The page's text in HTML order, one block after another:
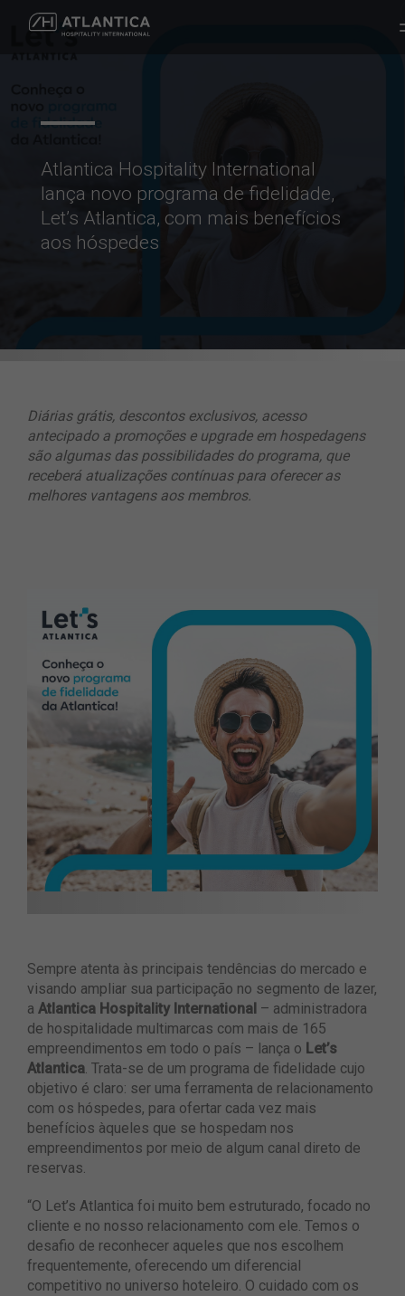
Atlantica Hospitality International
lança novo programa de fidelidade,
Let’s Atlantica, com mais benefícios
aos hóspedes
Diárias grátis, descontos exclusivos, acesso
antecipado a promoções e upgrade em hospedagens
são algumas das possibilidades do programa, que
receberá atualizações contínuas para oferecer as
melhores vantagens aos membros.
Sempre atenta às principais tendências do mercado e
visando ampliar sua participação no segmento de lazer,
a Atlantica Hospitality International – administradora
de hospitalidade multimarcas com mais de 165
empreendimentos em todo o país – lança o Let’s
Atlantica. Trata-se de um programa de fidelidade cujo
objetivo é claro: ser uma ferramenta de relacionamento
com os hóspedes, para ofertar cada vez mais
benefícios àqueles que se hospedam nos
empreendimentos por meio de algum canal direto de
reservas.
“O Let’s Atlantica foi muito bem estruturado, focado no
cliente e no nosso relacionamento com ele. Temos o
desafio de reconhecer aqueles que nos escolhem
frequentemente, oferecendo um diferencial
competitivo no universo hoteleiro. O cuidado com os